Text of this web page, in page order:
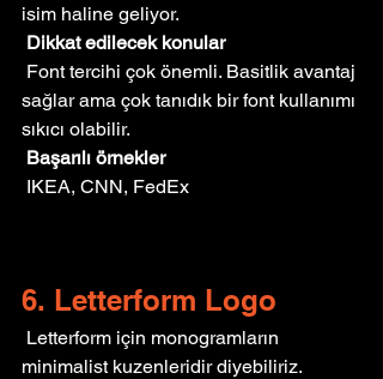
isim haline geliyor.
Dikkat edilecek konular
sağlar ama çok tanıdık bir font kullanımı
sıkıcı olabilir.
Başarılı örnekler
IKEA, CNN, FedEx
6. Letterform Logo
minimalist kuzenleridir diyebiliriz.